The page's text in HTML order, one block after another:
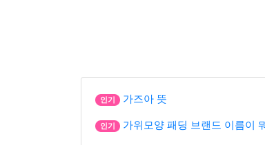
인기 가즈아 뜻
인기 가위모양 패딩 브랜드 이름이